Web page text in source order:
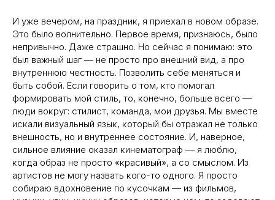
И уже вечером, на праздник, я приехал в новом образе.
Это было волнительно. Первое время, признаюсь, было
непривычно. Даже страшно. Но сейчас я понимаю: это
был важный шаг — не просто про внешний вид, а про
внутреннюю честность. Позволить себе меняться и
быть собой. Если говорить о том, кто помогал
формировать мой стиль, то, конечно, больше всего —
люди вокруг: стилист, команда, мои друзья. Мы вместе
искали визуальный язык, который бы отражал не только
внешность, но и внутреннее состояние. И, наверное,
сильное влияние оказал кинематограф — я люблю,
когда образ не просто «красивый», а со смыслом. Из
артистов не могу назвать кого-то одного. Я просто
собираю вдохновение по кусочкам — из фильмов,